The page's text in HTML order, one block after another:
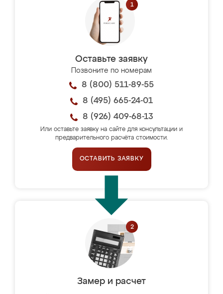
Оставьте заявку
Позвоните по номерам
8 (800) 511-89-55
8 (495) 665-24-01
8 (926) 409-68-13
Или оставьте заявку на сайте для консультации и
предварительного расчёта стоимости.
ОСТАВИТЬ ЗАЯВКУ
Замер и расчет